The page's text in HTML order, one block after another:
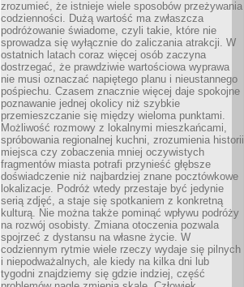
zrozumieć, że istnieje wiele sposobów przeżywania
codzienności. Dużą wartość ma zwłaszcza
podróżowanie świadome, czyli takie, które nie
sprowadza się wyłącznie do zaliczania atrakcji. W
ostatnich latach coraz więcej osób zaczyna
dostrzegać, że prawdziwie wartościowa wyprawa
nie musi oznaczać napiętego planu i nieustannego
pośpiechu. Czasem znacznie więcej daje spokojne
poznawanie jednej okolicy niż szybkie
przemieszczanie się między wieloma punktami.
Możliwość rozmowy z lokalnymi mieszkańcami,
spróbowania regionalnej kuchni, zrozumienia historii
miejsca czy zobaczenia mniej oczywistych
fragmentów miasta potrafi przynieść głębsze
doświadczenie niż najbardziej znane pocztówkowe
lokalizacje. Podróż wtedy przestaje być jedynie
serią zdjęć, a staje się spotkaniem z konkretną
kulturą. Nie można także pominąć wpływu podróży
na rozwój osobisty. Zmiana otoczenia pozwala
spojrzeć z dystansu na własne życie. W
codziennym rytmie wiele rzeczy wydaje się pilnych
i niepodważalnych, ale kiedy na kilka dni lub
tygodni znajdziemy się gdzie indziej, część